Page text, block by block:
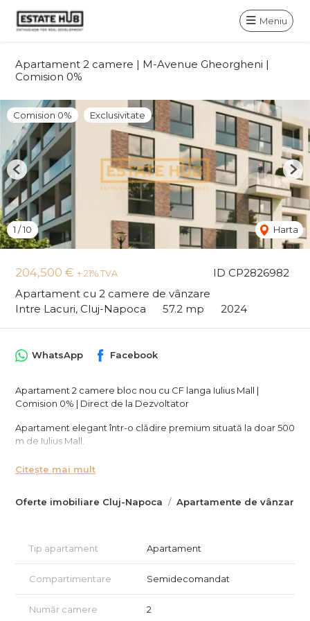
Meniu
Apartament 2 camere | M-Avenue Gheorgheni |
Comision 0%
ID CP2826982
204,500 € + 21% TVA
Apartament cu 2 camere de vânzare
Intre Lacuri, Cluj-Napoca
57.2 mp 2024
Comision 0% Exclusivitate
1 /10 Harta
Previous
Oferte imobiliare Cluj-Napoca Apartamente de vânzare
WhatsApp Facebook
Apartament 2 camere bloc nou cu CF langa Iulius Mall |
Comision 0% | Direct de la Dezvoltator
Apartament elegant într-o clădire premium situată la doar 500
m de Iulius Mall.
cât și pentru investiție.
profesionisti.
* Etaj: 3
* Preț: 204.500 EUR + TVA
* Avans minim: 15%
* Predare: semifinisat
Citește mai mult
Tip apartament Apartament
Compartimentare Semidecomandat
Număr camere 2